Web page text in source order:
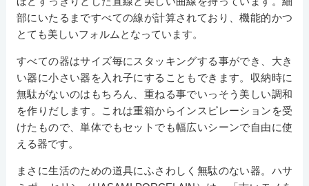
部にいたるまですべての線が計算されており、機能的かつ
とても美しいフォルムとなっています。
すべての器はサイズ毎にスタッキングする事ができ、大き
い器に小さい器を入れ子にすることもできます。収納時に
無駄がないのはもちろん、重ねる事でいっそう美しい調和
を作りだします。これは重箱からインスピレーションを受
けたもので、単体でもセットでも幅広いシーンで自由に使
える器です。
まさに生活のための道具にふさわしく無駄のない器。ハサ